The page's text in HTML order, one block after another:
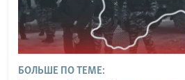
БОЛЬШЕ ПО ТЕМЕ: